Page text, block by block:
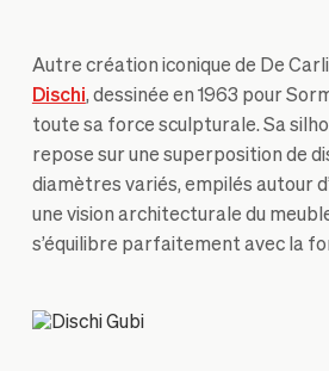
Autre création iconique de De
Dischi, dessinée en 1963 pour
toute sa force sculpturale. Sa
repose sur une superposition de
diamètres variés, empilés autour
une vision architecturale du
s’équilibre parfaitement avec la